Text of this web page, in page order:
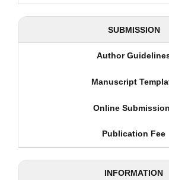
SUBMISSION
Author
Manuscript
Online
Publication Fee
INFORMATION